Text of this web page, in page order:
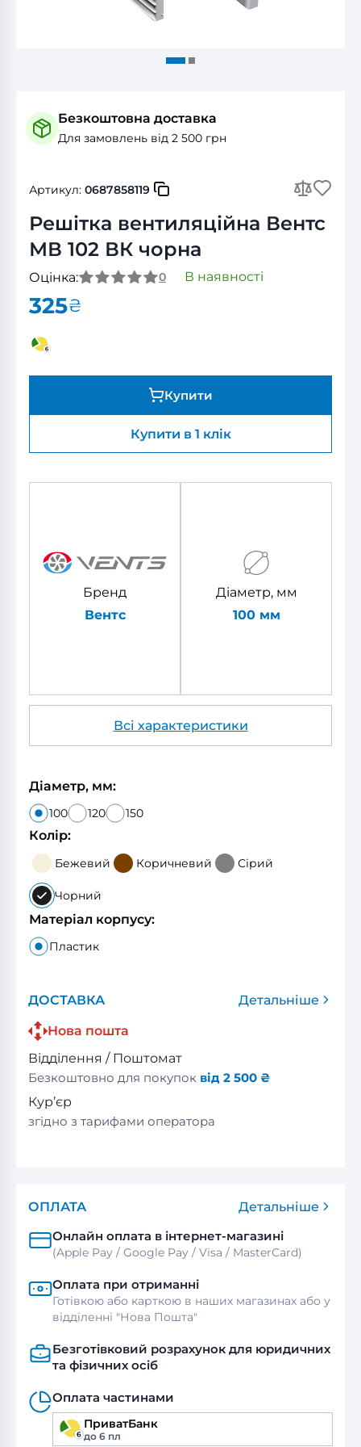
Безкоштовна доставка
Для замовлень від 2 500 грн
Артикул: 0687858119
Решітка вентиляційна Вентс
МВ 102 ВК чорна
Оцінка: 0 В наявності
325₴
Купити
Купити в 1 клік
Бренд
Вентс
Діаметр, мм
100 мм
Всі характеристики
Діаметр, мм:
100 120 150
Колір:
Бежевий Коричневий Сірий
Чорний
Матеріал корпусу:
Пластик
ДОСТАВКА
Детальніше
Нова пошта
Відділення / Поштомат
Безкоштовно для покупок від 2 500 ₴
Кур’єр
згідно з тарифами оператора
ОПЛАТА
Детальніше
Онлайн оплата в інтернет-магазині
(Apple Pay / Google Pay / Visa / MasterСard)
Оплата при отриманні
Готівкою або карткою в наших магазинах або у
відділенні "Нова Пошта"
Безготівковий розрахунок для юридичних
та фізичних осіб
Оплата частинами
ПриватБанк
до 6 пл